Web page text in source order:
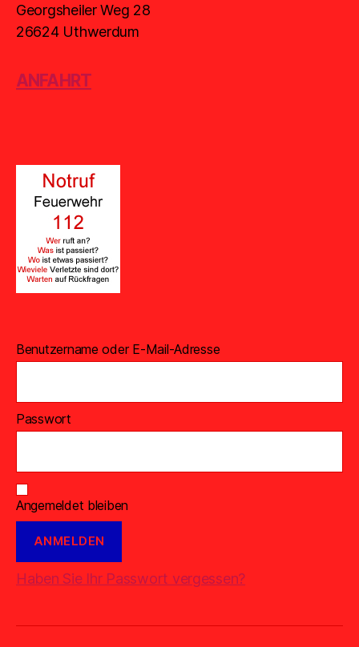
Georgsheiler Weg 28
26624 Uthwerdum
ANFAHRT
Benutzername oder E-Mail-Adresse
Passwort
Angemeldet bleiben
Haben Sie Ihr Passwort vergessen?